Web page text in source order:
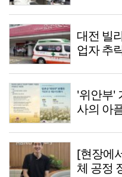
대전 빌
업자 추
'위안부'
사의 아
[현장에
체 공정